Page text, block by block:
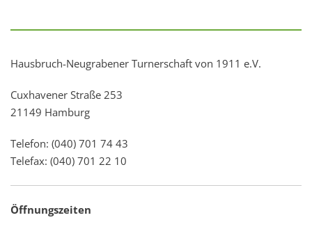
Hausbruch-Neugrabener Turnerschaft von 1911 e.V.
Cuxhavener Straße 253
21149 Hamburg
Telefon: (040) 701 74 43
Telefax: (040) 701 22 10
Öffnungszeiten